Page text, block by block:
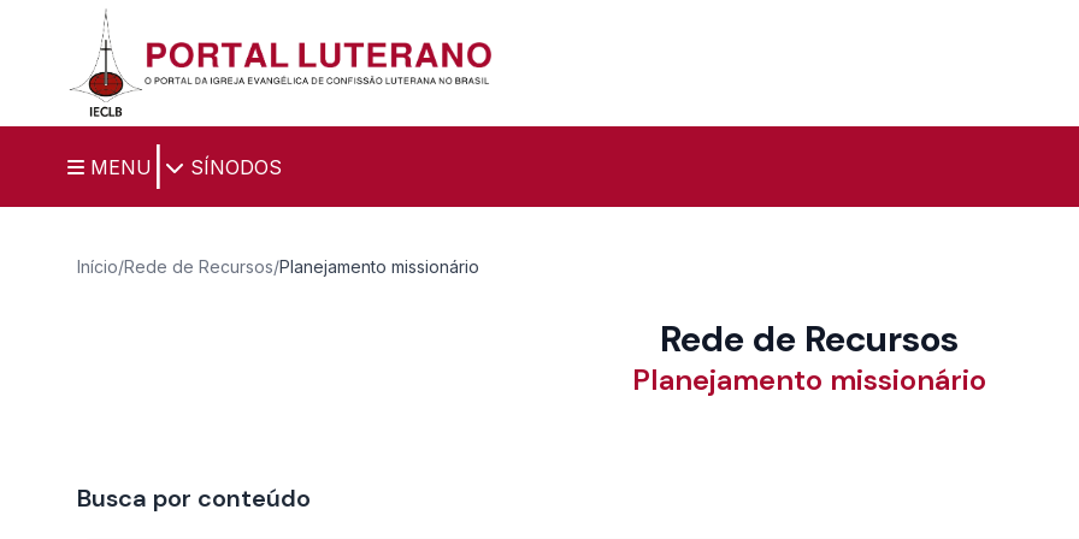
Ir para o conteúdo principal
MENU SÍNODOS
Início/Rede de Recursos/Planejamento missionário
Rede de Recursos
Planejamento missionário
Busca por conteúdo